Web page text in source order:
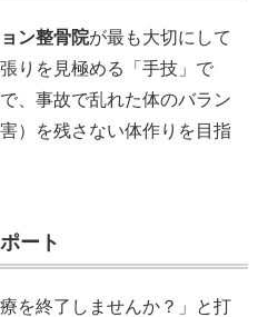
ン整骨院が最も大切にして
りを見極める「手技」で
、事故で乱れた体のバラン
）を残さない体作りを目指
ート
を終了しませんか？」と打